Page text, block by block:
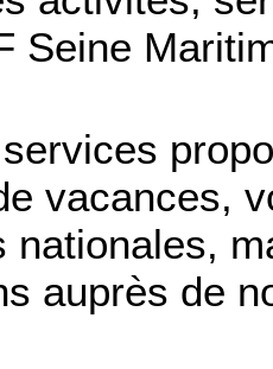
Seine
vacances,
nationales,
auprès de